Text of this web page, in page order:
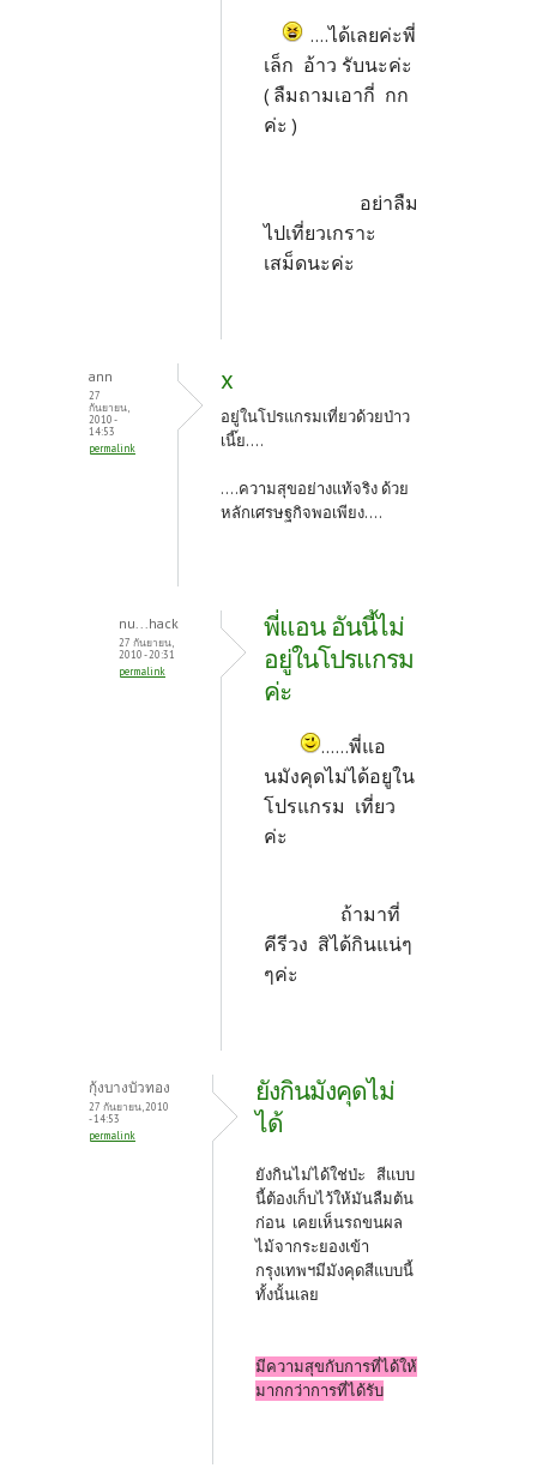
....ได้เลยค่ะพี่
เล็ก อ้าว รับนะค่ะ
( ลืมถามเอากี่ กก
ค่ะ )
อย่าลืม
ไปเที่ยวเกราะ
เสม็ดนะค่ะ
ann
27
กันยายน,
2010 -
14:53
permalink
x
อยู่ในโปรแกรมเที่ยวด้วยป่าว
เนี๊ย....
....ความสุขอย่างแท้จริง ด้วย
หลักเศรษฐกิจพอเพียง....
nu...hack
27 กันยายน,
2010 - 20:31
permalink
พี่แอน อันนี้ไม่
อยู่ในโปรแกรม
ค่ะ
......พี่แอ
นมังคุดไม่ได้อยูใน
โปรแกรม เที่ยว
ค่ะ
ถ้ามาที่
คีรีวง สิได้กินแน่ๆ
ๆค่ะ
กุ้งบางบัวทอง
27 กันยายน, 2010
- 14:53
permalink
ยังกินมังคุดไม่
ได้
ยังกินไม่ได้ใช่ป่ะ สีแบบ
นี้ต้องเก็บไว้ให้มันลืมต้น
ก่อน เคยเห็นรถขนผล
ไม้จากระยองเข้า
กรุงเทพฯมีมังคุดสีแบบนี้
ทั้งนั้นเลย
มีความสุขกับการที่ได้ให้
มากกว่าการที่ได้รับ